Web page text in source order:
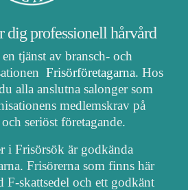
dig professionell hårvård
tjänst av bransch- och
Frisörföretagarna. Hos
alla anslutna salonger som
medlemskrav på
seriöst företagande.
i Frisörsök är godkända
Frisörerna som finns här
F-skattsedel och ett godkänt